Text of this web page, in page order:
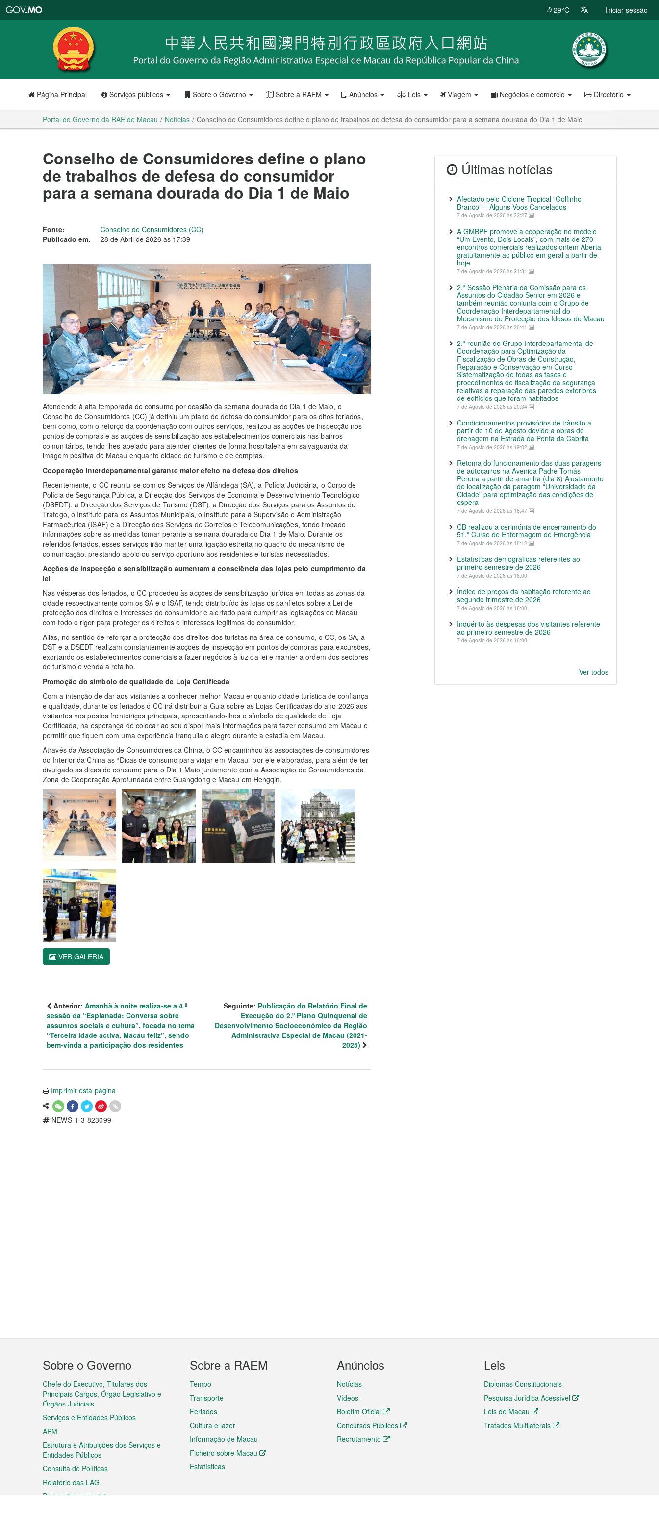
RAE
de
Macau
29°C Iniciar sessão
Página Principal Serviços públicos Sobre o Governo Sobre a RAEM Anúncios Leis Viagem Negócios e comércio Directório
Portal do Governo da RAE de Macau Notícias Conselho de Consumidores define o plano de trabalhos de defesa do consumidor para a semana dourada do Dia 1 de Maio
Conselho de Consumidores define o plano
de trabalhos de defesa do consumidor
para a semana dourada do Dia 1 de Maio
Fonte:
Conselho de Consumidores (CC)
Publicado em:
28 de Abril de 2026 às 17:39
Atendendo à alta temporada de consumo por ocasião da semana dourada do Dia 1 de Maio, o
Conselho de Consumidores (CC) já definiu um plano de defesa do consumidor para os ditos feriados,
bem como, com o reforço da coordenação com outros serviços, realizou as acções de inspecção nos
pontos de compras e as acções de sensibilização aos estabelecimentos comerciais nas bairros
comunitários, tendo-lhes apelado para atender clientes de forma hospitaleira em salvaguarda da
imagem positiva de Macau enquanto cidade de turismo e de compras.
Cooperação interdepartamental garante maior efeito nadefesa dos direitos
Recentemente, o CC reuniu-se com os Serviços de Alfândega (SA), a Polícia Judiciária, o Corpo de
Polícia de Segurança Pública, a Direcção dos Serviços de Economia e Desenvolvimento Tecnológico
(DSEDT), a Direcção dos Serviços de Turismo (DST), a Direcção dos Serviços para os Assuntos de
Tráfego, o Instituto para os Assuntos Municipais, o Instituto para a Supervisão e Administração
Farmacêutica (ISAF) e a Direcção dos Serviços de Correios e Telecomunicações, tendo trocado
informações sobre as medidas tomar perante a semana dourada do Dia 1 de Maio. Durante os
referidos feriados, esses serviços irão manter uma ligação estreita no quadro do mecanismo de
comunicação, prestando apoio ou serviço oportuno aos residentes e turistas necessitados.
Acções de inspecção e sensibilização aumentam a consciência das lojas pelo cumprimento da
lei
Nas vésperas dos feriados, o CC procedeu às acções de sensibilização jurídica em todas as zonas da
cidade respectivamente com os SA e o ISAF, tendo distribuído às lojas os panfletos sobre a Lei de
protecção dos direitos e interesses do consumidor e alertado para cumprir as legislações de Macau
com todo o rigor para proteger os direitos e interesses legítimos do consumidor.
Aliás, no sentido de reforçar a protecção dos direitos dos turistas na área de consumo, o CC, os SA, a
DST e a DSEDT realizam constantemente acções de inspecção em pontos de compras para excursões,
exortando os estabelecimentos comerciais a fazer negócios à luz da lei e manter a ordem dos sectores
de turismo e venda a retalho.
Promoção do símbolo de qualidade de Loja Certificada
Com a intenção de dar aos visitantes a conhecer melhor Macau enquanto cidade turística de confiança
e qualidade, durante os feriados o CC irá distribuir a Guia sobre as Lojas Certificadas do ano 2026 aos
visitantes nos postos fronteiriços principais, apresentando-lhes o símbolo de qualidade de Loja
Certificada, na esperança de colocar ao seu dispor mais informações para fazer consumo em Macau e
permitir que fiquem com uma experiência tranquila e alegre durante a estadia em Macau.
Através da Associação de Consumidores da China, o CC encaminhou às associações de consumidores
do Interior da China as “Dicas de consumo para viajar em Macau” por ele elaboradas, para além de ter
divulgado as dicas de consumo para o Dia 1 Maio juntamente com a Associação de Consumidores da
Zona de Cooperação Aprofundada entre Guangdong e Macau em Hengqin.
VER GALERIA
Anterior: Amanhã à noite realiza-se a 4.ª
sessão da “Esplanada: Conversa sobre
assuntos sociais e cultura”, focada no tema
“Terceira idade activa, Macau feliz”, sendo
bem-vinda a participação dos residentes
Seguinte: Publicação do Relatório Final de
Execução do 2.º Plano Quinquenal de
Desenvolvimento Socioeconómico da Região
Administrativa Especial de Macau (2021-
2025)
Imprimir esta página
NEWS-1-3-823099
Últimas notícias
Afectado pelo Ciclone Tropical “Golfinho
Branco” – Alguns Voos Cancelados
7 de Agosto de 2026 às 22:27
A GMBPF promove a cooperação no modelo
“Um Evento, Dois Locais”, com mais de 270
encontros comerciais realizados ontem Aberta
gratuitamente ao público em geral a partir de
hoje
7 de Agosto de 2026 às 21:31
2.ª Sessão Plenária da Comissão para os
Assuntos do Cidadão Sénior em 2026 e
também reunião conjunta com o Grupo de
Coordenação Interdepartamental do
Mecanismo de Protecção dos Idosos de Macau
7 de Agosto de 2026 às 20:41
2.ª reunião do Grupo Interdepartamental de
Coordenação para Optimização da
Fiscalização de Obras de Construção,
Reparação e Conservação em Curso
Sistematização de todas as fases e
procedimentos de fiscalização da segurança
relativas a reparação das paredes exteriores
de edifícios que foram habitados
7 de Agosto de 2026 às 20:34
Condicionamentos provisórios de trânsito a
partir de 10 de Agosto devido a obras de
drenagem na Estrada da Ponta da Cabrita
7 de Agosto de 2026 às 19:02
Retoma do funcionamento das duas paragens
de autocarros na Avenida Padre Tomás
Pereira a partir de amanhã (dia 8) Ajustamento
de localização da paragem “Universidade da
Cidade” para optimização das condições de
espera
7 de Agosto de 2026 às 18:47
CB realizou a cerimónia de encerramento do
51.º Curso de Enfermagem de Emergência
7 de Agosto de 2026 às 18:12
Estatísticas demográficas referentes ao
primeiro semestre de 2026
7 de Agosto de 2026 às 16:00
Índice de preços da habitação referente ao
segundo trimestre de 2026
7 de Agosto de 2026 às 16:00
Inquérito às despesas dos visitantes referente
ao primeiro semestre de 2026
7 de Agosto de 2026 às 16:00
Ver todos
Menu
do
rodapé
Sobre o Governo
Chefe do Executivo, Titulares dos
Principais Cargos, Órgão Legislativo e
Órgãos Judiciais
Serviços e Entidades Públicos
APM
Estrutura e Atribuições dos Serviços e
Entidades Públicos
Consulta de Políticas
Relatório das LAG
Promoções especiais
Sobre a RAEM
Tempo
Transporte
Feriados
Cultura e lazer
Informação de Macau
Ficheiro sobre Macau
Estatísticas
Anúncios
Notícias
Vídeos
Boletim Oficial
Concursos Públicos
Recrutamento
Leis
Diplomas Constitucionais
Pesquisa Jurídica Acessível
Leis de Macau
Tratados Multilaterais